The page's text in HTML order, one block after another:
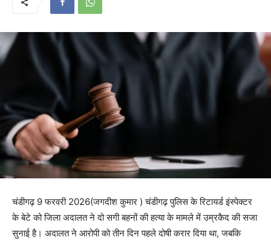
चंडीगढ़ 9 फरवरी 2026(जगदीश कुमार ) चंडीगढ़ पुलिस के रिटायर्ड इंस्पेक्टर
के बेटे को जिला अदालत ने दो सगी बहनों की हत्या के मामले में उम्रकैद की सजा
सुनाई है। अदालत ने आरोपी को तीन दिन पहले दोषी करार दिया था, जबकि